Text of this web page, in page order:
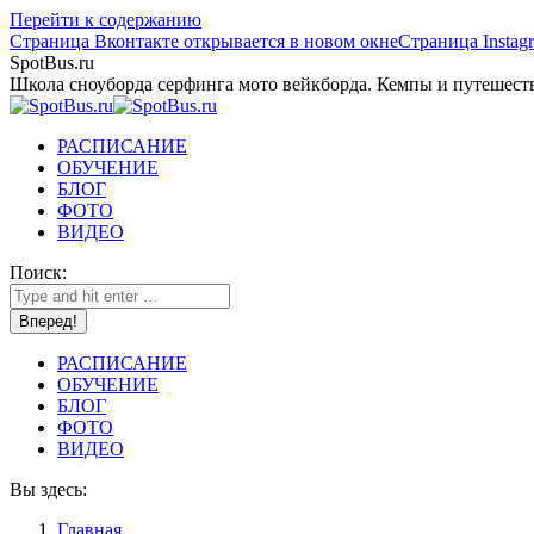
Перейти к содержанию
Страница Вконтакте открывается в новом окнеСтраница
SpotBus.ru
Школа сноуборда серфинга мото вейкборда. Кемпы и
РАСПИСАНИЕ
ОБУЧЕНИЕ
БЛОГ
ФОТО
ВИДЕО
Поиск:
РАСПИСАНИЕ
ОБУЧЕНИЕ
БЛОГ
ФОТО
ВИДЕО
Вы здесь:
Главная